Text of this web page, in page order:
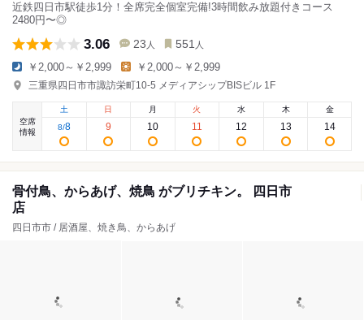
近鉄四日市駅徒歩1分！全席完全個室完備!3時間飲み放題付きコース
2480円〜◎
3.06 23 人 551 人
￥2,000～￥2,999 ￥2,000～￥2,999
三重県四日市市諏訪栄町10-5 メディアシップBISビル 1F
空席
情報
土
8/8
日
9
月
10
火
11
水
12
木
13
金
14
骨付鳥、からあげ、焼鳥 がブリチキン。 四日市
店
四日市市 / 居酒屋、焼き鳥、からあげ